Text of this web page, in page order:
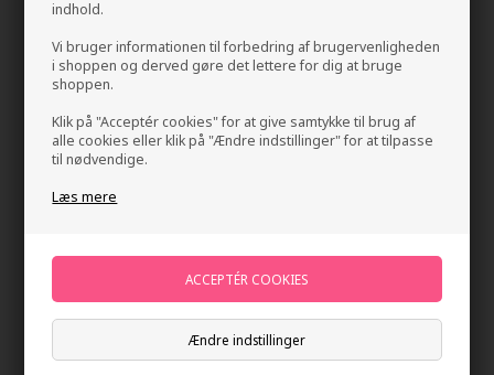
indhold.
Vi bruger informationen til forbedring af brugervenligheden
i shoppen og derved gøre det lettere for dig at bruge
shoppen.
Klik på "Acceptér cookies" for at give samtykke til brug af
alle cookies eller klik på "Ændre indstillinger" for at tilpasse
til nødvendige.
Læs mere
Ændre indstillinger
Normalpris: 88,00
66,00